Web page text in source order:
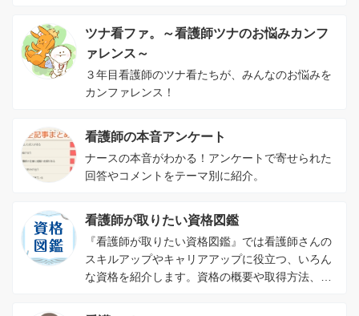
ツナ看ファ。～看護師ツナのお悩みカンフ
ァレンス～
３年目看護師のツナ看たちが、みんなのお悩みを
カンファレンス！
看護師の本音アンケート
ナースの本音がわかる！アンケートで寄せられた
回答やコメントをテーマ別に紹介。
看護師が取りたい資格図鑑
『看護師が取りたい資格図鑑』では看護師さんの
スキルアップやキャリアアップに役立つ、いろん
な資格を紹介します。資格の概要や取得方法、資